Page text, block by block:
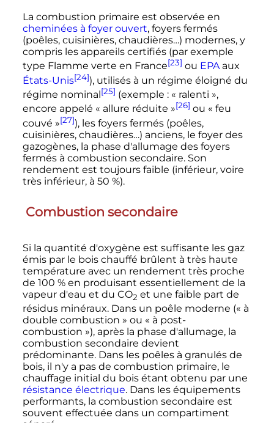
La combustion primaire est observée en
cheminées à foyer ouvert, foyers fermés
(poêles, cuisinières, chaudières…) modernes, y
compris les appareils certifiés (par exemple
type Flamme verte en France[23] ou EPAaux
États-Unis[24]), utilisés à un régime éloigné du
régime nominal [25] (exemple : « ralenti »,
encore appelé « allure réduite »[26] ou « feu
couvé »[27]), les foyers fermés (poêles,
cuisinières, chaudières…) anciens, le foyer des
gazogènes, la phase d'allumage des foyers
fermés à combustion secondaire. Son
rendement est toujours faible (inférieur, voire
très inférieur, à 50 %).
Combustion secondaire
Si la quantité d'oxygène est suffisante les gaz
émis par le bois chauffé brûlent à très haute
température avec un rendement très proche
de 100 % en produisant essentiellement de la
vapeur d'eau et du CO2 et une faible part de
résidus minéraux. Dans un poêle moderne (« à
double combustion » ou « à post-
combustion »), après la phase d'allumage, la
combustion secondaire devient
prédominante. Dans les poêles à granulés de
bois, il n'y a pas de combustion primaire, le
chauffage initial du bois étant obtenu par une
résistance électrique. Dans les équipements
performants, la combustion secondaire est
souvent effectuée dans un compartiment